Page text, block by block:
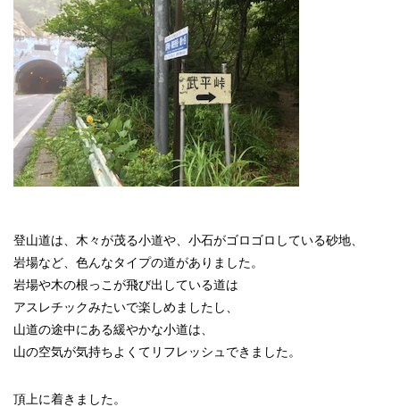
登山道は、木々が茂る小道や、小石がゴロゴロしている砂地、
岩場など、色んなタイプの道がありました。
岩場や木の根っこが飛び出している道は
アスレチックみたいで楽しめましたし、
山道の途中にある緩やかな小道は、
山の空気が気持ちよくてリフレッシュできました。
頂上に着きました。